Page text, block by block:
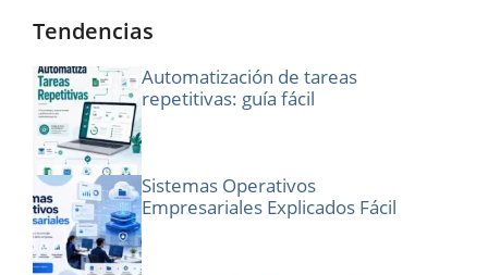
Tendencias
Automatización de tareas
repetitivas: guía fácil
Sistemas Operativos
Empresariales Explicados Fácil